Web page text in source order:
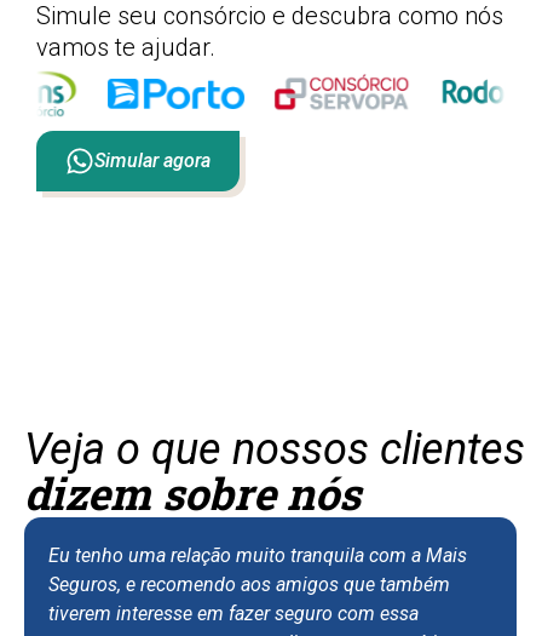
Simule seu consórcio e descubra como nós
vamos te ajudar.
Simular agora
Veja o que nossos clientes
dizem sobre nós
Eu tenho uma relação muito tranquila com a Mais
Seguros, e recomendo aos amigos que também
tiverem interesse em fazer seguro com essa